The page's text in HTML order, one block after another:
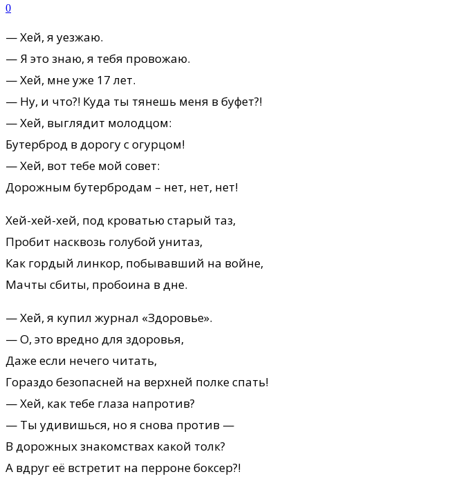
0
— Хей, я уезжаю.
— Я это знаю, я тебя провожаю.
— Хей, мне уже 17 лет.
— Ну, и что?! Куда ты тянешь меня в буфет?!
— Хей, выглядит молодцом:
Бутерброд в дорогу с огурцом!
— Хей, вот тебе мой совет:
Дорожным бутербродам – нет, нет, нет!
Хей-хей-хей, под кроватью старый таз,
Пробит насквозь голубой унитаз,
Как гордый линкор, побывавший на войне,
Мачты сбиты, пробоина в дне.
— Хей, я купил журнал «Здоровье».
— О, это вредно для здоровья,
Даже если нечего читать,
Гораздо безопасней на верхней полке спать!
— Хей, как тебе глаза напротив?
— Ты удивишься, но я снова против —
В дорожных знакомствах какой толк?
А вдруг её встретит на перроне боксер?!